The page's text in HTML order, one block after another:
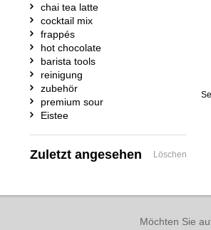
chai tea latte
cocktail mix
frappés
hot chocolate
barista tools
reinigung
zubehör
premium sour
Eistee
Zuletzt angesehen Löschen
Möchten Sie